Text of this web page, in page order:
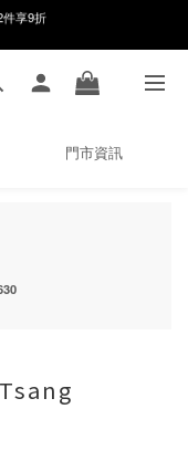
折！
物金
折！
門市資訊